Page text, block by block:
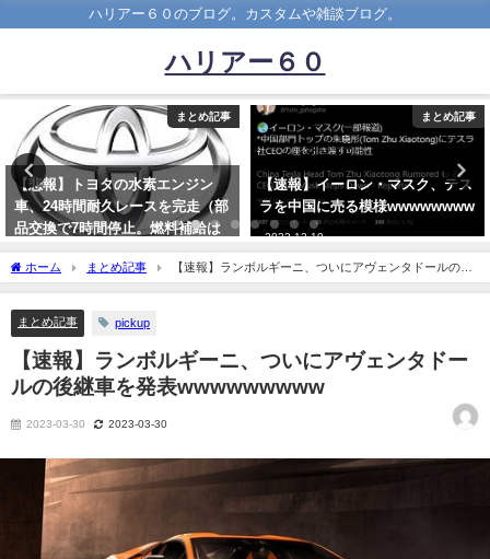
ハリアー６０のブログ。カスタムや雑談ブログ。
ハリアー６０
まとめ記事
【速報】イーロン・マスク、テス
ラを中国に売る模様wwwwwwww
2022-12-19
まとめ記事
シビックを買おうと思うんだがえ
えか？？
2022-02-28
ホーム まとめ記事
【速報】ランボルギーニ、ついにアヴェンタドールの後
継車を発表wwwwwwwww
まとめ記事 pickup
【速報】ランボルギーニ、ついにアヴェンタドー
ルの後継車を発表wwwwwwwww
2023-03-30 2023-03-30